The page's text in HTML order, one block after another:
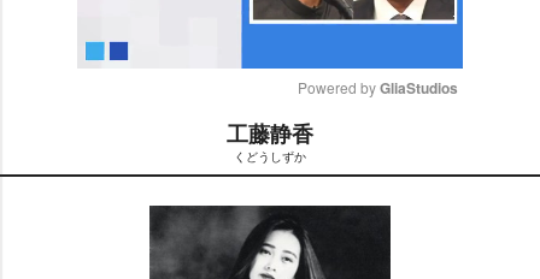
t
e
Powered by GliaStudios
工藤静香
くどうしずか